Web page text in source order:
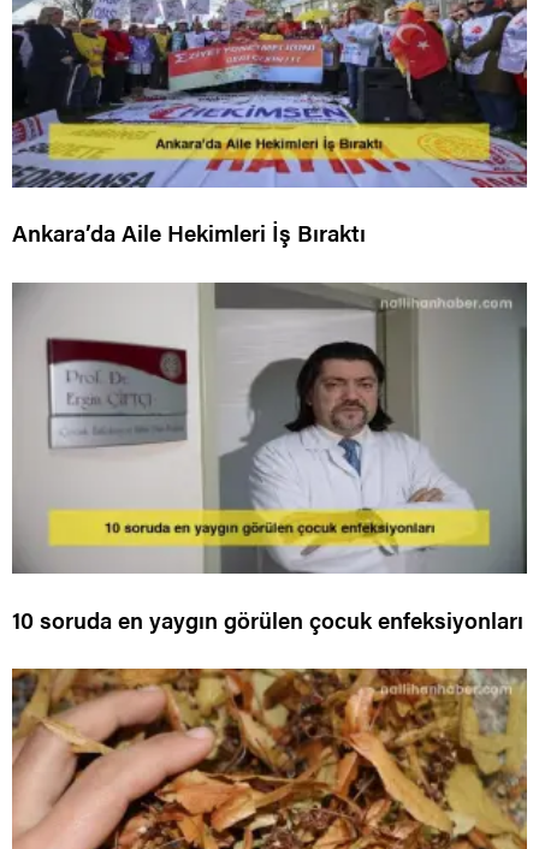
Ankara’da Aile Hekimleri İş Bıraktı
10 soruda en yaygın görülen çocuk enfeksiyonları